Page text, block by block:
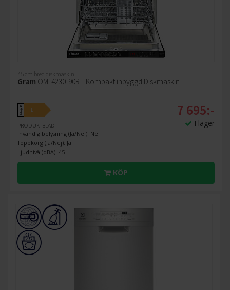
45 cm bred diskmaskin
Gram OMI 4230-90RT Kompakt inbyggd Diskmaskin
A
↑
G
E
PRODUKTBLAD
Invändig belysning (Ja/Nej): Nej
Toppkorg (Ja/Nej): Ja
Ljudnivå (dBA): 45
7 695:-
I lager
KÖP